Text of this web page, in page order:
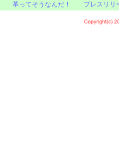
革ってそうなんだ！ プレスリリ